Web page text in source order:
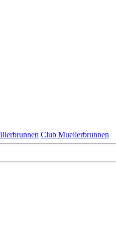
Club Muellerbrunnen